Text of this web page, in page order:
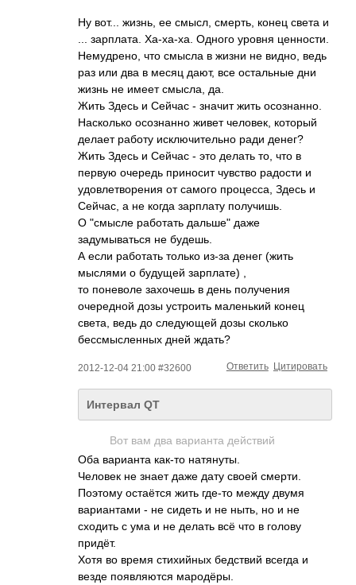
Ну вот... жизнь, ее смысл, смерть, конец света и
... зарплата. Ха-ха-ха. Одного уровня ценности.
Немудрено, что смысла в жизни не видно, ведь
раз или два в месяц дают, все остальные дни
жизнь не имеет смысла, да.
Жить Здесь и Сейчас - значит жить осознанно.
Насколько осознанно живет человек, который
делает работу исключительно ради денег?
Жить Здесь и Сейчас - это делать то, что в
первую очередь приносит чувство радости и
удовлетворения от самого процесса, Здесь и
Сейчас, а не когда зарплату получишь.
О "смысле работать дальше" даже
задумываться не будешь.
А если работать только из-за денег (жить
мыслями о будущей зарплате) ,
то поневоле захочешь в день получения
очередной дозы устроить маленький конец
света, ведь до следующей дозы сколько
бессмысленных дней ждать?
2012-12-04 21:00 #32600 Цитировать
Ответить
Интервал QT
Вот вам два варианта действий
Оба варианта как-то натянуты.
Человек не знает даже дату своей смерти.
Поэтому остаётся жить где-то между двумя
вариантами - не сидеть и не ныть, но и не
сходить с ума и не делать всё что в голову
придёт.
Хотя во время стихийных бедствий всегда и
везде появляются мародёры.